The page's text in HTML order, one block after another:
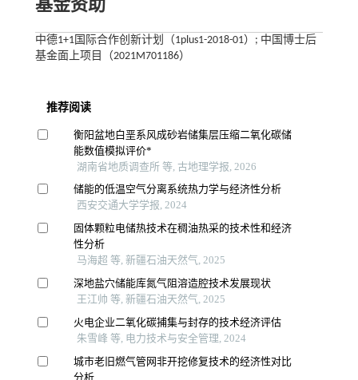
基金资助
中德1+1国际合作创新计划（1plus1-2018-01）; 中国博士后
基金面上项目（2021M701186）